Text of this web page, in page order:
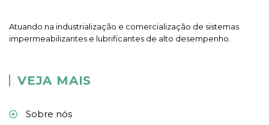
Atuando na industrialização e comercialização de sistemas
impermeabilizantes e lubrificantes de alto desempenho.
VEJA MAIS
Sobre nós